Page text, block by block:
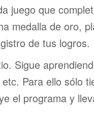
juego que
medalla de oro,
de tus logros.
Sigue
Para ello sólo
el programa y